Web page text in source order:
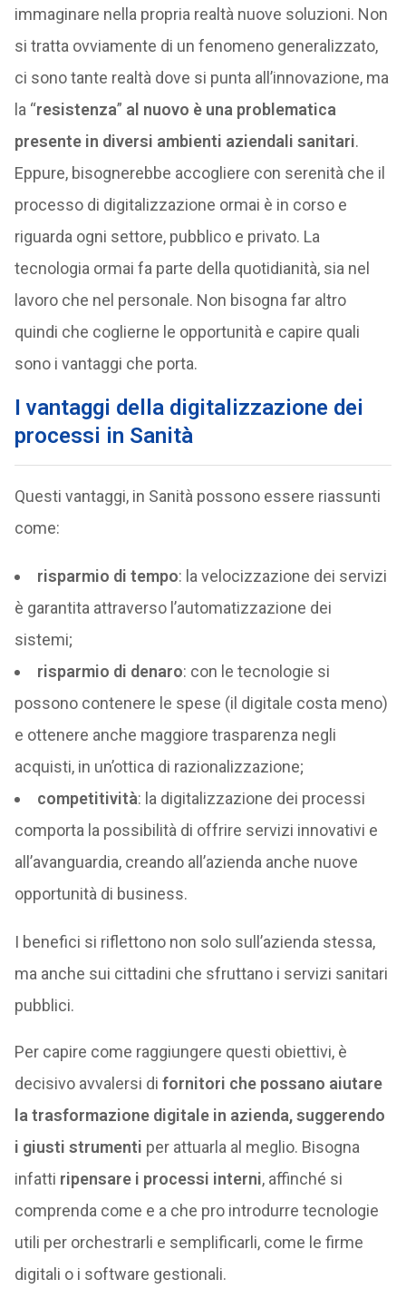
immaginare nella propria realtà nuove soluzioni. Non
si tratta ovviamente di un fenomeno generalizzato,
ci sono tante realtà dove si punta all’innovazione, ma
la “resistenza” al nuovo è una problematica
presente in diversi ambienti aziendali sanitari.
Eppure, bisognerebbe accogliere con serenità che il
processo di digitalizzazione ormai è in corso e
riguarda ogni settore, pubblico e privato. La
tecnologia ormai fa parte della quotidianità, sia nel
lavoro che nel personale. Non bisogna far altro
quindi che coglierne le opportunità e capire quali
sono i vantaggi che porta.
I vantaggi della digitalizzazione dei
processi in Sanità
Questi vantaggi, in Sanità possono essere riassunti
come:
risparmio di tempo: la velocizzazione dei servizi
è garantita attraverso l’automatizzazione dei
sistemi;
risparmio di denaro: con le tecnologie si
possono contenere le spese (il digitale costa meno)
e ottenere anche maggiore trasparenza negli
acquisti, in un’ottica di razionalizzazione;
competitività: la digitalizzazione dei processi
comporta la possibilità di offrire servizi innovativi e
all’avanguardia, creando all’azienda anche nuove
opportunità di business.
I benefici si riflettono non solo sull’azienda stessa,
ma anche sui cittadini che sfruttano i servizi sanitari
pubblici.
Per capire come raggiungere questi obiettivi, è
decisivo avvalersi di fornitori che possano aiutare
la trasformazione digitale in azienda, suggerendo
i giusti strumenti per attuarla al meglio. Bisogna
infatti ripensare i processi interni, affinché si
comprenda come e a che pro introdurre tecnologie
utili per orchestrarli e semplificarli, come le firme
digitali o i software gestionali.